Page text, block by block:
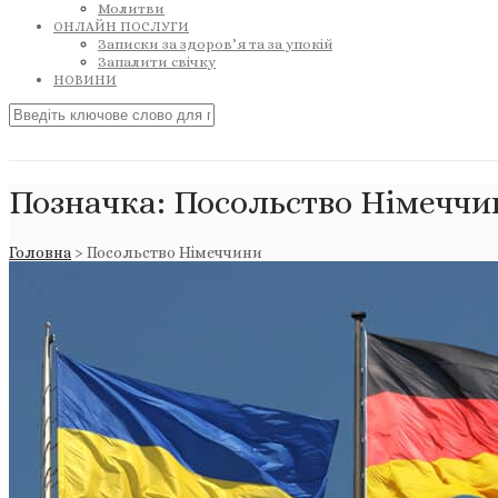
Молитви
ОНЛАЙН ПОСЛУГИ
Записки за здоров’я та за упокій
Запалити свічку
НОВИНИ
Позначка: Посольство
Головна > Посольство Німеччини